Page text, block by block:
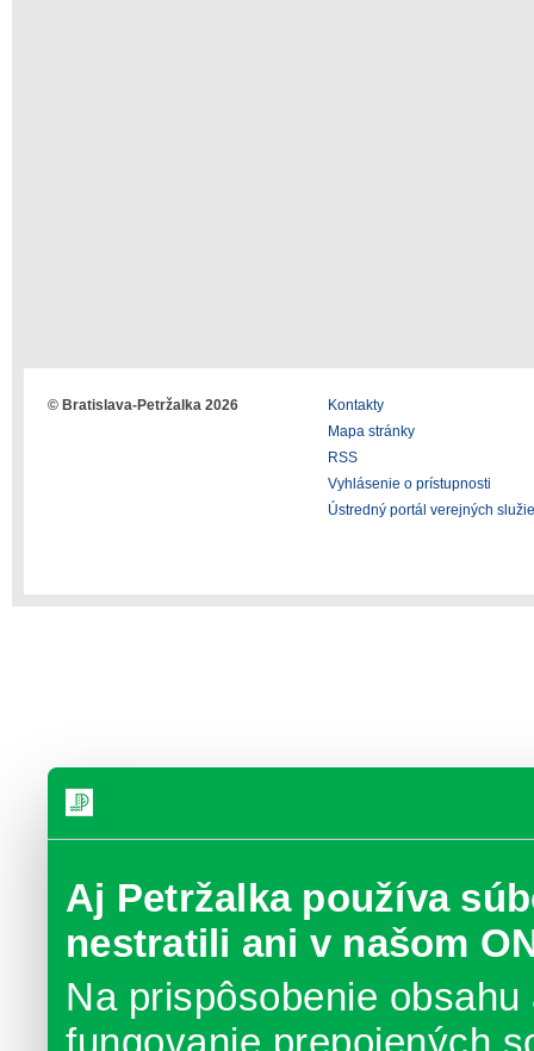
Aj Petržalka používa
nestratili ani v našom
Na prispôsobenie
© Bratislava-Petržalka 2026
Kontakty
Mapa stránky
RSS
Vyhlásenie o prístupnosti
Ústredný portál verejných